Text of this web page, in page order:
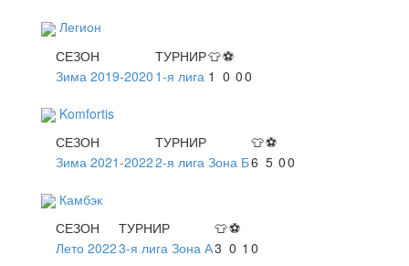
Легион
СЕЗОН
ТУРНИР👕⚽
Зима 2019-2020 1-я лига 1 0 00
Komfortis
СЕЗОН
ТУРНИР 👕⚽
Зима 2021-20222-я лига Зона Б6 5 00
Камбэк
СЕЗОН
ТУРНИР 👕⚽
Лето 20223-я лига Зона А3 0 1 0